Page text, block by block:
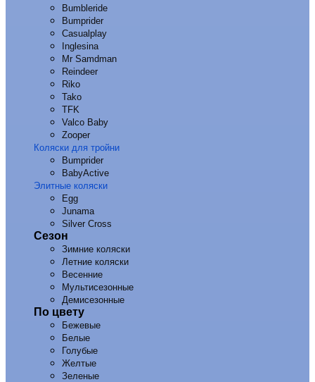
Bumbleride
Bumprider
Casualplay
Inglesina
Mr Samdman
Reindeer
Riko
Tako
TFK
Valco Baby
Zooper
Коляски для тройни
Bumprider
BabyActive
Элитные коляски
Egg
Junama
Silver Cross
Сезон
Зимние коляски
Летние коляски
Весенние
Мультисезонные
Демисезонные
По цвету
Бежевые
Белые
Голубые
Желтые
Зеленые